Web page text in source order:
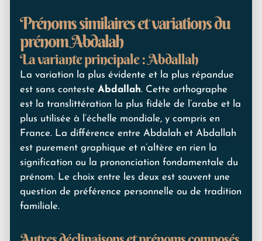
Prénoms similaires et variations du
prénom Abdalah
La variante principale : Abdallah
La variation la plus évidente et la plus répandue
est sans conteste Abdallah. Cette orthographe
est la translittération la plus fidèle de l’arabe et la
plus utilisée à l’échelle mondiale, y compris en
France. La différence entre Abdalah et Abdallah
est purement graphique et n’altère en rien la
signification ou la prononciation fondamentale du
prénom. Le choix entre les deux est souvent une
question de préférence personnelle ou de tradition
familiale.